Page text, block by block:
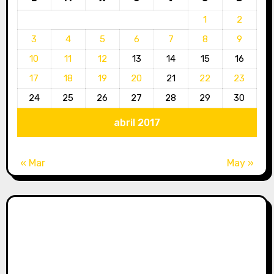
abril 2017
1
2
3
4 5 6 7 8
9
10
11 12 13 14 15
16
17
18 19 20 21 22
23
24
25 26 27 28 29 30
« Mar May »